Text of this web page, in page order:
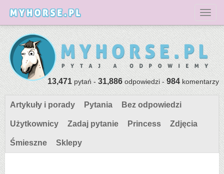
13,471pytań -31,886odpowiedzi -984komentarzy
Artykuły i porady Pytania Bez odpowiedzi
Użytkownicy Zadaj pytanie Princess Zdjęcia
Śmieszne Sklepy